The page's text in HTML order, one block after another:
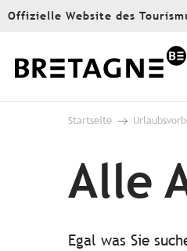
Aller
principal
Offizielle Website des
Startseite
Alle
Egal was Sie